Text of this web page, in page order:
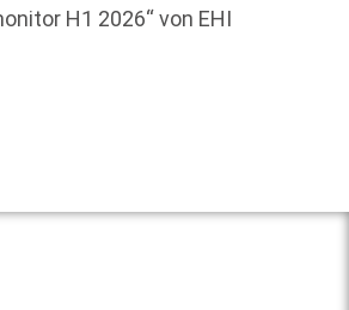
H1 2026“ von EHI